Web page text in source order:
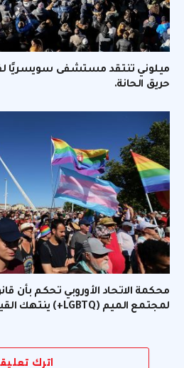
ميلوني تنتقد مستشفى سويسريًا
حريق الحانة.
محكمة الاتحاد الأوروبي تحكم بأن
لمجتمع الميم (LGBTQ+) ينتهك القيم الأساسية.
اترك